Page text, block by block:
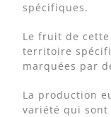
spécifiques.
Le fruit de
territoire
marquées par
La production
variété qui